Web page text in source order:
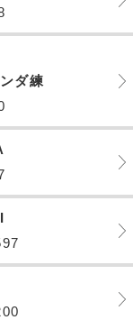
ダ練